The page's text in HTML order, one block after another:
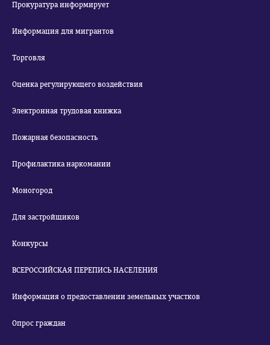
Прокуратура информирует
Информация для мигрантов
Торговля
Оценка регулирующего воздействия
Электронная трудовая книжка
Пожарная безопасность
Профилактика наркомании
Моногород
Для застройщиков
Конкурсы
ВСЕРОССИЙСКАЯ ПЕРЕПИСЬ НАСЕЛЕНИЯ
Информация о предоставлении земельных участков
Опрос граждан